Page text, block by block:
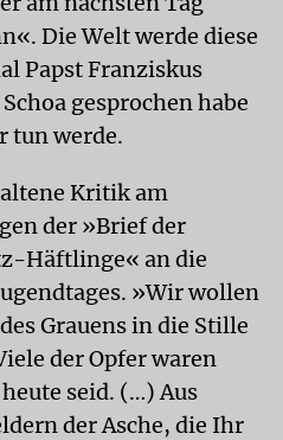
Die Welt werde diese
Papst Franziskus
gesprochen habe
tun werde.
Kritik am
der »Brief der
Häftlinge« an die
»Wir wollen
Grauens in die Stille
der Opfer waren
seid. (…) Aus
der Asche, die Ihr